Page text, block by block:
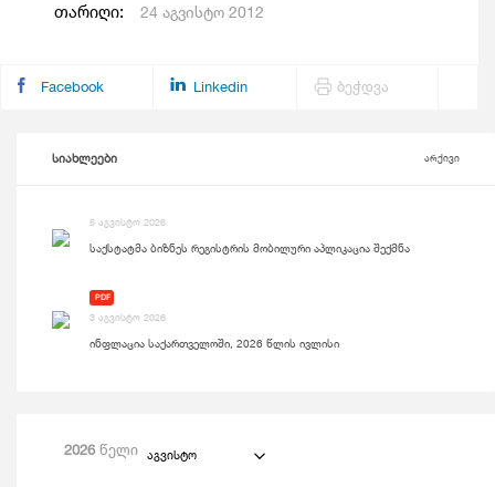
თარიღი: 24 აგვისტო 2012
Facebook Linkedin ბეჭდვა
სიახლეები არქივი
5 აგვისტო 2026
საქსტატმა ბიზნეს რეგისტრის მობილური აპლიკაცია შექმნა
PDF
3 აგვისტო 2026
ინფლაცია საქართველოში, 2026 წლის ივლისი
2026წელი აგვისტო